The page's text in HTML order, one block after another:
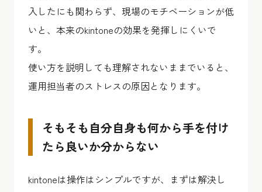
入したにも関わらず、現場のモチベーションが低
いと、本来のkintoneの効果を発揮しにくいで
す。
使い方を説明しても理解されないままでいると、
運用担当者のストレスの原因となります。
そもそも自分自身も何から手を付け
たら良いか分からない
kintoneは操作はシンプルですが、まずは解決し